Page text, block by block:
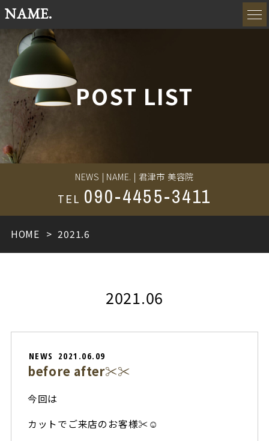
NAME.
POST LIST
NEWS | NAME. | 君津市 美容院
TEL 090-4455-3411
HOME 2021.6
2021.06
NEWS 2021.06.09
before after✂︎✂︎
今回は
カットでご来店のお客様✂︎☺️